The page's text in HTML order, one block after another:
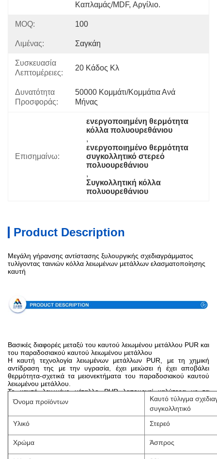
Καπλαμάς/MDF, Αργίλιο.
MOQ: 100
Λιμένας: Σαγκάη
Συσκευασία
Λεπτομέρειες:
20 Κάδος Κλ
Δυνατότητα
Προσφοράς:
50000 Κομμάτι/κομμάτια Ανά
Μήνας
Επισημαίνω:
ενεργοποιημένη θερμότητα
κόλλα πολυουρεθάνιου
,
ενεργοποιημένο θερμότητα
συγκολλητικό στερεό
πολυουρεθάνιου
,
Συγκολλητική κόλλα
πολυουρεθάνιου
Product Description
Μεγάλη γήρανσης αντίστασης ξυλουργικής σχεδιαγράμματος
τυλίγοντας ταινιών κόλλα λειωμένων μετάλλων ελασματοποίησης
καυτή
Βασικές διαφορές μεταξύ του καυτού λειωμένου μετάλλου PUR και
του παραδοσιακού καυτού λειωμένου μετάλλου
Η καυτή τεχνολογία λειωμένων μετάλλων PUR, με τη χημική
αντίδραση της με την υγρασία, έχει μειώσει ή έχει αποβάλει
θερμότητα-σχετικά τα μειονεκτήματα του παραδοσιακού καυτού
λειωμένου μετάλλου.
Το καυτό λειωμένο μέταλλο PUR λειτουργεί καλύτερα με τα
υποστρώματα που είναι ευαίσθητα στις υψηλές θερμοκρασίες.
Οι δεσμοί παραμένουν ισχυροί στις υψηλότερες θερμοκρασίες με
την τεχνολογία PUR.
Η αντιδραστική τεχνολογία PUR δημιουργεί έναν υψηλότερο
σημαίνουν ότι σε ένα περιβάλλον κατασκευής, οι δεσμοί
υποστρωμάτων που διαμορφώνονται από την αντιδραστική
Όνομα προϊόντων
Καυτό τύλιγμα
συγκολλητικό
Υλικό
Στερεό
Χρώμα Άσπρος